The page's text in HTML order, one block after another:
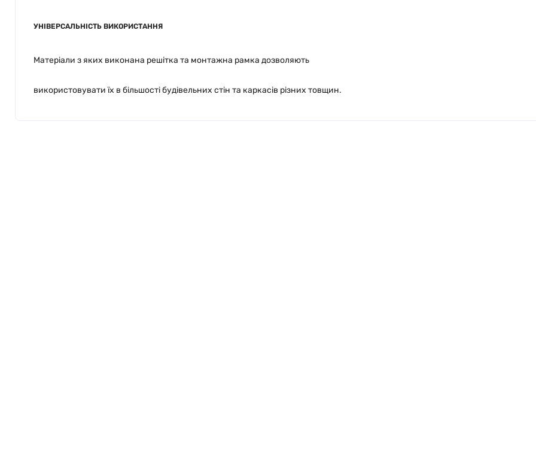
УНІВЕРСАЛЬНІСТЬ ВИКОРИСТАННЯ
Матеріали з яких виконана решітка та монтажна рамка дозволяють
використовувати їх в більшості будівельних стін та каркасів різних товщин.